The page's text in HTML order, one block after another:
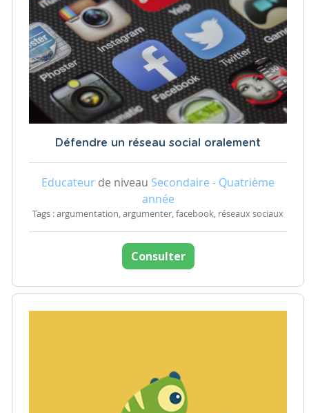
Défendre un réseau social oralement
Educateur de niveau Secondaire - Quatrième
année
Tags : argumentation, argumenter, facebook, réseaux sociaux
Consulter